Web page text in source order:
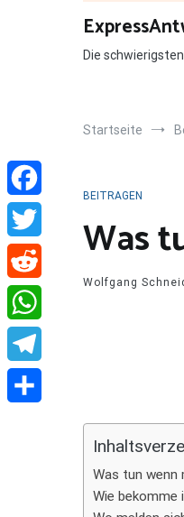
Die
Startseite
BEITRAGEN
Was
Wolfgang
Was tun wenn
Wie bekomme
Facebook
Twitter
Reddit
WhatsApp
Telegram